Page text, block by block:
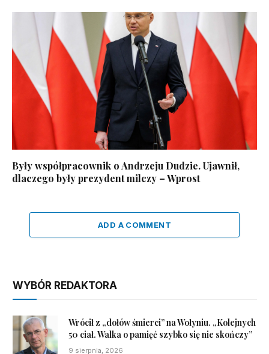
Były współpracownik o Andrzeju Dudzie. Ujawnił,
dlaczego były prezydent milczy – Wprost
ADD A COMMENT
WYBÓR REDAKTORA
Wrócił z „dołów śmierci” na Wołyniu. „Kolejnych
50 ciał. Walka o pamięć szybko się nie skończy”
9 sierpnia, 2026